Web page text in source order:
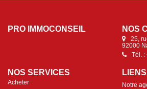
PRO IMMOCONSEIL NOS
25,
92000
Tél. :
NOS SERVICES
Acheter
Notre